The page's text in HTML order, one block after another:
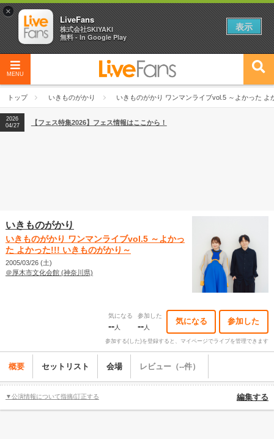
MENU
トップ いきものがかり いきものがかり ワンマンライブvol.5 ～よかった よ
2026
04/27
2026
【ライブ動員ランキング】2026年上半期編発表！
2026
04/27
【フェス特集2026】フェス情報はここから！
いきものがかり
いきものがかり ワンマンライブvol.5 ～よかっ
た よかった!!! いきものがかり～
2005/03/26 (土)
＠厚木市文化会館 (神奈川県)
気になる
--人
参加した
--人
気になる 参加した
参加する(した)を登録すると、マイページでライブを管理できます
概要 セットリスト 会場 レビュー（--件）
▼公演情報について指摘/訂正する 編集する
×
LiveFans
株式会社SKIYAKI
無料 - In Google Play
表示